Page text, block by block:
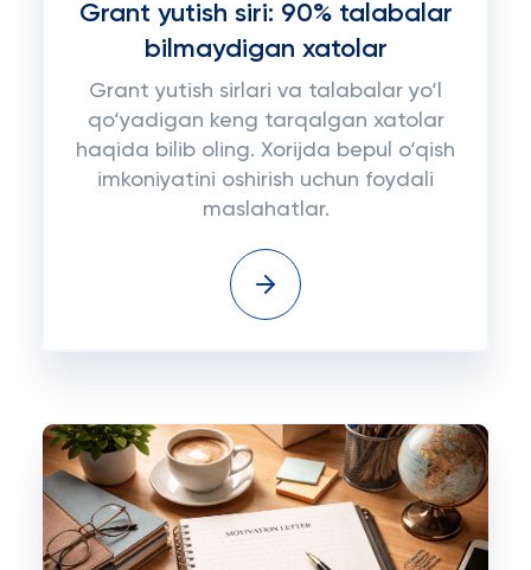
Grant yutish siri: 90% talabalar
bilmaydigan xatolar
Grant yutish sirlari va talabalar yo‘l
qo‘yadigan keng tarqalgan xatolar
haqida bilib oling. Xorijda bepul o‘qish
imkoniyatini oshirish uchun foydali
maslahatlar.